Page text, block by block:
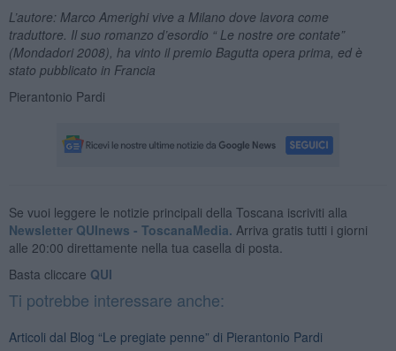
L’autore: Marco Amerighi vive a Milano dove lavora come
traduttore. Il suo romanzo d’esordio “ Le nostre ore contate”
(Mondadori 2008), ha vinto il premio Bagutta opera prima, ed è
stato pubblicato in Francia
Pierantonio Pardi
Se vuoi leggere le notizie principali della Toscana iscriviti alla
Newsletter QUInews - ToscanaMedia. Arriva gratis tutti i giorni
alle 20:00 direttamente nella tua casella di posta.
Basta cliccare QUI
Ti potrebbe interessare anche:
Articoli dal Blog “Le pregiate penne” di Pierantonio Pardi